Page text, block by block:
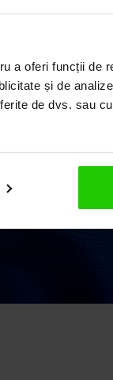
a oferi funcții de
și de
de dvs. sau